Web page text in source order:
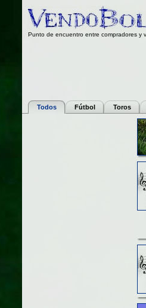
Punto de encuentro entre compradores y
Todos Fútbol Toros